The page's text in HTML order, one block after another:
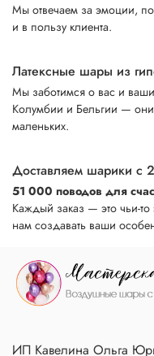
Мы отвечаем за эмоции,
и в пользу клиента.
Латексные шары из
Мы заботимся о вас и
Колумбии и Бельгии —
маленьких.
Доставляем шарики с
51 000 поводов для
Каждый заказ — это чьи-
нам создавать ваши
ИП Кавелина Ольга